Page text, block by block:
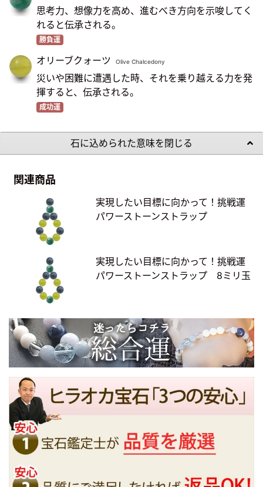
思考力、想像力を高め、進むべき方向を示唆してく
れると伝承される。
勝負運
オリーブクォーツ Olive Chalcedony
災いや困難に遭遇した時、それを乗り越える力を発
揮すると、伝承される。
成功運
石に込められた意味を閉じる
関連商品
実現したい目標に向かって！挑戦運
パワーストーンストラップ
実現したい目標に向かって！挑戦運
パワーストーンストラップ 8ミリ玉